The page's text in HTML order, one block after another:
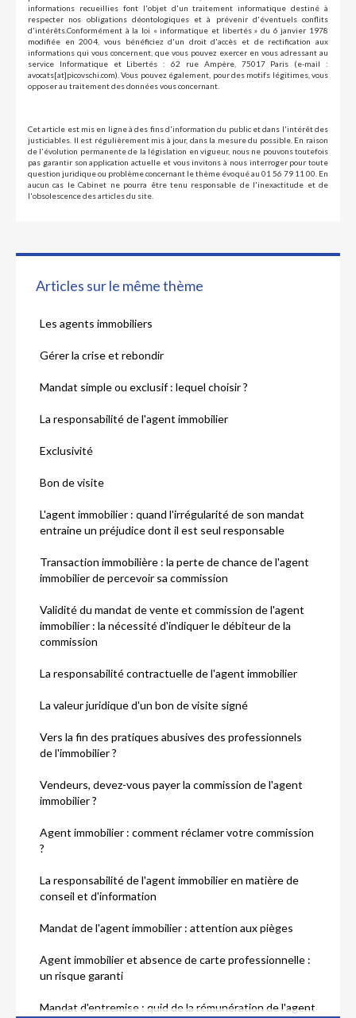
Articles sur le même thème
Les agents immobiliers
Gérer la crise et rebondir
Mandat simple ou exclusif : lequel choisir ?
La responsabilité de l'agent immobilier
Exclusivité
Bon de visite
L'agent immobilier : quand l'irrégularité de son mandat
entraine un préjudice dont il est seul responsable
Transaction immobilière : la perte de chance de l'agent
immobilier de percevoir sa commission
Validité du mandat de vente et commission de l'agent
immobilier : la nécessité d'indiquer le débiteur de la
commission
La responsabilité contractuelle de l'agent immobilier
La valeur juridique d'un bon de visite signé
Vers la fin des pratiques abusives des professionnels
de l'immobilier ?
Vendeurs, devez-vous payer la commission de l'agent
immobilier ?
Agent immobilier : comment réclamer votre commission
?
La responsabilité de l'agent immobilier en matière de
conseil et d'information
Mandat de l'agent immobilier : attention aux pièges
Agent immobilier et absence de carte professionnelle :
un risque garanti
Mandat d'entremise : quid de la rémunération de l'agent
informations recueillies font l'objet d'un traitement informatique destiné à
respecter nos obligations déontologiques et à prévenir d'éventuels conflits
d'intérêts.Conformément à la loi « informatique et libertés » du 6 janvier 1978
modifiée en 2004, vous bénéficiez d'un droit d'accès et de rectification aux
informations qui vous concernent, que vous pouvez exercer en vous adressant au
service Informatique et Libertés : 62 rue Ampère, 75017 Paris (e-mail :
avocats[at]picovschi.com). Vous pouvez également, pour des motifs légitimes, vous
opposer au traitement des données vous concernant.
Cet article est mis en ligne à des fins d'information du public et dans l'intérêt des
justiciables. Il est régulièrement mis à jour, dans la mesure du possible. En raison
de l'évolution permanente de la législation en vigueur, nous ne pouvons toutefois
pas garantir son application actuelle et vous invitons à nous interroger pour toute
question juridique ou problème concernant le thème évoqué au 01 56 79 11 00. En
aucun cas le Cabinet ne pourra être tenu responsable de l'inexactitude et de
l'obsolescence des articles du site.